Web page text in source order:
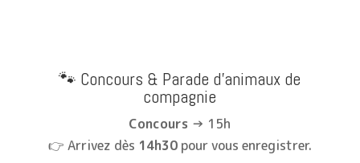
🐾 Concours & Parade d’animaux de
compagnie
Concours → 15h
👉 Arrivez dès 14h30pour vous enregistrer.